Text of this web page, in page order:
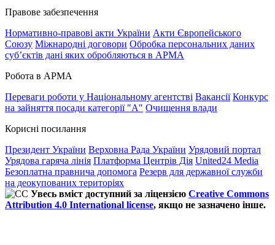
Правове забезпечення
Нормативно-правові акти України Акти Європейського
Союзу Міжнародні договори Обробка персональних даних
субʼєктів дані яких обробляються в АРМА
Робота в АРМА
Переваги роботи у Національному агентстві Вакансії Конкурс
на зайняття посади категорії "А" Очищення влади
Корисні посилання
Президент України Верховна Рада України Урядовий портал
Урядова гаряча лінія Платформа Центрів Дія United24 Media
Безоплатна правнича допомога Резерв для державної служби
на деокупованих територіях
Увесь вміст доступний за ліцензією Creative Commons
Attribution 4.0 International license, якщо не зазначено інше.